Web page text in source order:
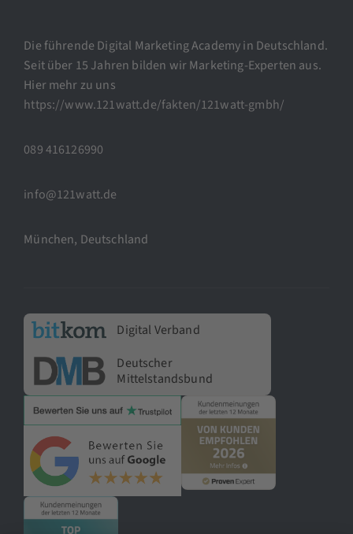
Die führende Digital Marketing Academy in Deutschland.
Seit über 15 Jahren bilden wir Marketing-Experten aus.
Hier mehr zu uns
https://www.121watt.de/fakten/121watt-gmbh/
089 416126990
info@121watt.de
München, Deutschland
Digital Verband
Deutscher
Mittelstandsbund